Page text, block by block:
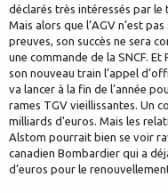
déclarés très intéressés par le
Mais alors que l’AGV n’est
preuves, son succès ne sera
une commande de la SNCF.
son nouveau train l’appel
va lancer à la fin de l’année
rames TGV vieillissantes. Un
milliards d'euros. Mais les
Alstom pourrait bien se voir
canadien Bombardier qui a
d’euros pour le